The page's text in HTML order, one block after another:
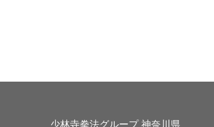
少林寺拳法グループ 神奈川県